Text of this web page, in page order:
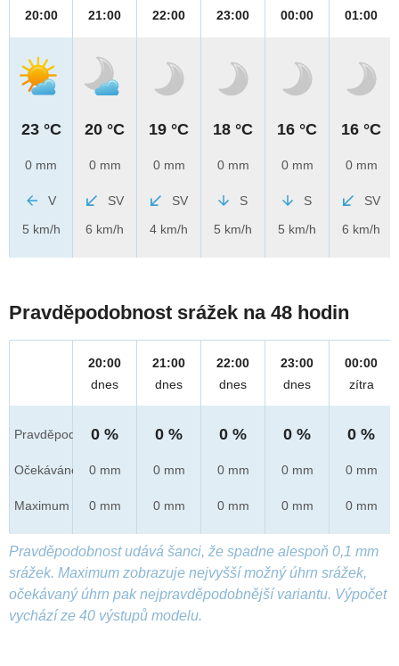
20:00
23 °C
0 mm
V
5 km/h
21:00
20 °C
0 mm
SV
6 km/h
22:00
19 °C
0 mm
SV
4 km/h
23:00
18 °C
0 mm
S
5 km/h
00:00
16 °C
0 mm
S
5 km/h
01:00
16 °C
0 mm
SV
6 km/h
Pravděpodobnost srážek na 48 hodin
Pravděpod.
Očekáváno
Maximum
20:00
dnes
0 %
0 mm
0 mm
21:00
dnes
0 %
0 mm
0 mm
22:00
dnes
0 %
0 mm
0 mm
23:00
dnes
0 %
0 mm
0 mm
00:00
zítra
0 %
0 mm
0 mm
Pravděpodobnost udává šanci, že spadne alespoň 0,1 mm
srážek. Maximum zobrazuje nejvyšší možný úhrn srážek,
očekávaný úhrn pak nejpravděpodobnější variantu. Výpočet
vychází ze 40 výstupů modelu.